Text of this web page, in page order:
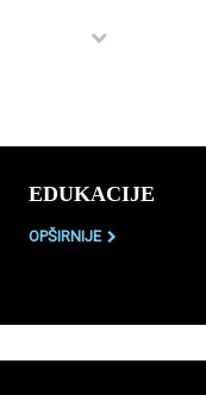
EDUKACIJE
OPŠIRNIJE